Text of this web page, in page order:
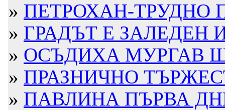
» ПЕТРОХАН-ТРУДНО
» ГРАДЪТ Е ЗАЛЕДЕН
» ОСЪДИХА МУРГАВ
» ПРАЗНИЧНО
» ПАВЛИНА ПЪРВА